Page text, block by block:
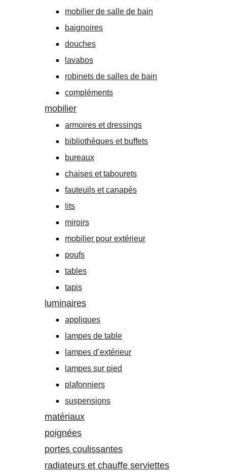
mobilier de salle de bain
baignoires
douches
lavabos
robinets de salles de bain
compléments
mobilier
armoires et dressings
bibliothèques et buffets
bureaux
chaises et tabourets
fauteuils et canapés
lits
miroirs
mobilier pour extérieur
poufs
tables
tapis
luminaires
appliques
lampes de table
lampes d’extérieur
lampes sur pied
plafonniers
suspensions
matériaux
poignées
portes coulissantes
radiateurs et chauffe serviettes